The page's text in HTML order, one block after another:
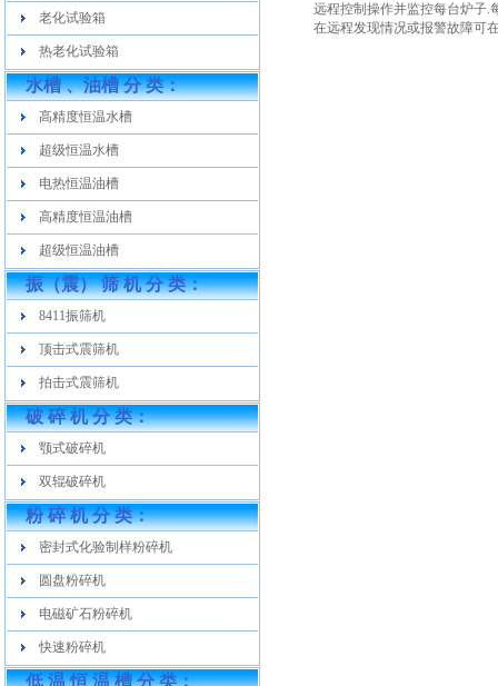
老化试验箱
热老化试验箱
水槽 、油槽 分 类：
高精度恒温水槽
超级恒温水槽
电热恒温油槽
高精度恒温油槽
超级恒温油槽
振（震） 筛 机 分 类：
8411振筛机
顶击式震筛机
拍击式震筛机
破 碎 机 分 类：
颚式破碎机
双辊破碎机
粉 碎 机 分 类：
密封式化验制样粉碎机
圆盘粉碎机
电磁矿石粉碎机
快速粉碎机
低 温 恒 温 槽 分 类：
远程控制操作并监控每台炉子.
在远程发现情况或报警故障可